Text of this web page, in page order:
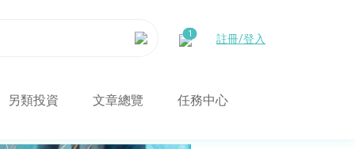
註冊/登入
另類投資 文章總覽 任務中心